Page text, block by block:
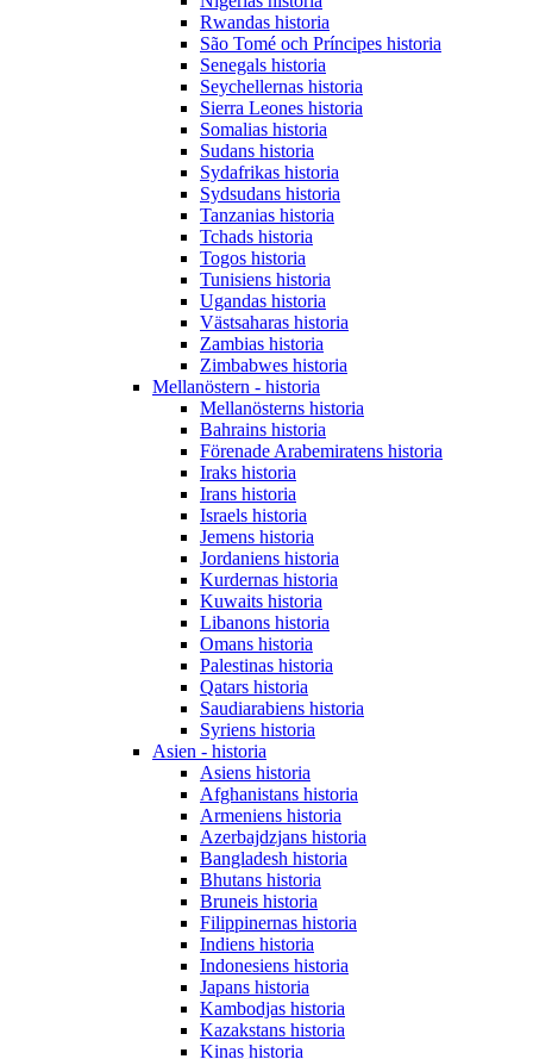
Rwandas historia
São Tomé och Príncipes historia
Senegals historia
Seychellernas historia
Sierra Leones historia
Somalias historia
Sudans historia
Sydafrikas historia
Sydsudans historia
Tanzanias historia
Tchads historia
Togos historia
Tunisiens historia
Ugandas historia
Västsaharas historia
Zambias historia
Zimbabwes historia
Mellanöstern - historia
Mellanösterns historia
Bahrains historia
Förenade Arabemiratens historia
Iraks historia
Irans historia
Israels historia
Jemens historia
Jordaniens historia
Kurdernas historia
Kuwaits historia
Libanons historia
Omans historia
Palestinas historia
Qatars historia
Saudiarabiens historia
Syriens historia
Asien - historia
Asiens historia
Afghanistans historia
Armeniens historia
Azerbajdzjans historia
Bangladesh historia
Bhutans historia
Bruneis historia
Filippinernas historia
Indiens historia
Indonesiens historia
Japans historia
Kambodjas historia
Kazakstans historia
Kinas historia